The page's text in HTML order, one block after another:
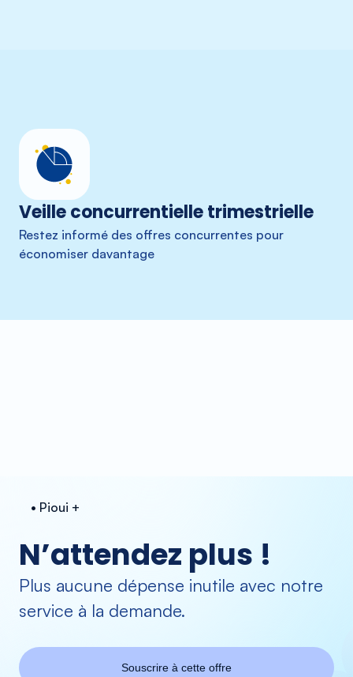
Veille concurrentielle trimestrielle
Restez informé des offres concurrentes pour
économiser davantage
• Pioui +
N’attendez plus !
Plus aucune dépense inutile avec notre
service à la demande.
Souscrire à cette offre